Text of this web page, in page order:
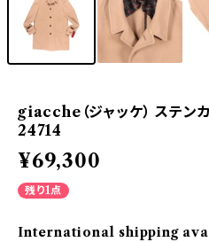
giacche（ジャッケ） ステ
24714
¥69,300
残り1点
International shipping